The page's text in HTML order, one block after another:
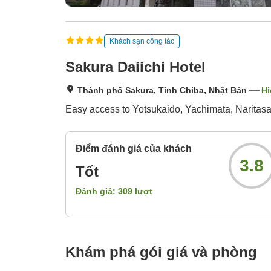
Khách sạn công tác
Sakura Daiichi Hotel
Thành phố Sakura, Tỉnh Chiba, Nhật Bản
Easy access to Yotsukaido, Yachimata,
Điểm đánh giá của khách
Tốt
Đánh giá: 309 lượt
3.8
Khám phá gói giá và phòng